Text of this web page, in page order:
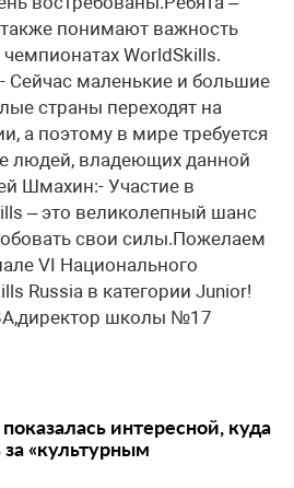
понимают важность
WorldSkills.
Сейчас маленькие и большие
страны переходят на
а поэтому в мире требуется
людей, владеющих данной
Шмахин:- Участие в
– это великолепный шанс
свои силы.Пожелаем
VI Национального
Russia в категории Junior!
школы №17
интересной, куда
«культурным